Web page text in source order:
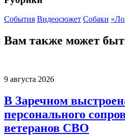
События Видеосюжет Собаки
Вам также может
9 августа 2026
В Заречном
персонального
ветеранов СВО